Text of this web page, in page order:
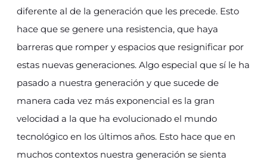
diferente al de la generación que les precede. Esto
hace que se genere una resistencia, que haya
barreras que romper y espacios que resignificar por
estas nuevas generaciones. Algo especial que sí le ha
pasado a nuestra generación y que sucede de
manera cada vez más exponencial es la gran
velocidad a la que ha evolucionado el mundo
tecnológico en los últimos años. Esto hace que en
muchos contextos nuestra generación se sienta